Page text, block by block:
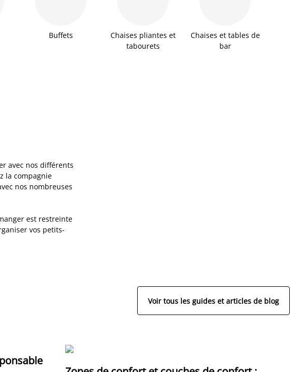
Buffets
Chaises pliantes et
tabourets
Chaises et tables de
bar
avec nos différents
la compagnie
nos nombreuses
est restreinte
vos petits-
Voir tous les guides et articles de blog